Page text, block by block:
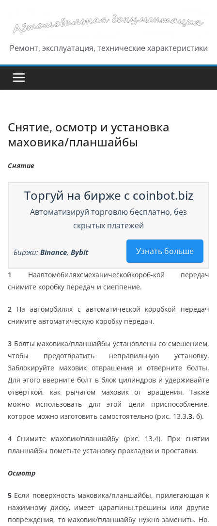
содержимому
Ремонт, эксплуатация, технические характеристики
Снятие, осмотр и установка
маховика/планшайбы
Снятие
Торгуй на бирже с coinbot.biz
Автоматизируй торговлю бесплатно, без
скрытых платежей
Узнать больше
Биржи: Binance, Bybit
1
Наавтомобиляхсмеханическойкороб-кой передач
снимите коробку передач и сиеппение.
2 На автомобилях с автоматической коробкой передач
снимите автоматическую коробку передач.
3 Болты маховика/планшайбы установлены со смешением,
чтобы предотвратить неправильную установку.
Заблокируйте маховик отврашения и отверните болты.
Для этого вверните болт в блок цилиндров и удерживайте
отверткой, как рычагом маховик от вращения. Также
можно использовать для этой цели приспособление,
которое можно изготовить самостоятельно (рис. 13.3.3. б).
4 Снимите маховик/планшайбу (рис. 13.4). При снятии
планшайбы пометьте установку прокладки и проставки.
Осмотр
5 Если поверхность маховика/планшайбы, прилегающая к
нажимному диску, имеет царапины.трешины или другие
повреждения, то маховик/планшайбу нужно заменить. Но.